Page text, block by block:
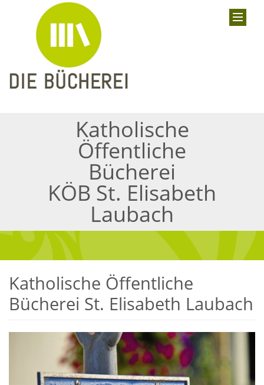
Katholische
Öffentliche
Bücherei
KÖB St. Elisabeth
Laubach
Katholische Öffentliche
Bücherei St. Elisabeth Laubach